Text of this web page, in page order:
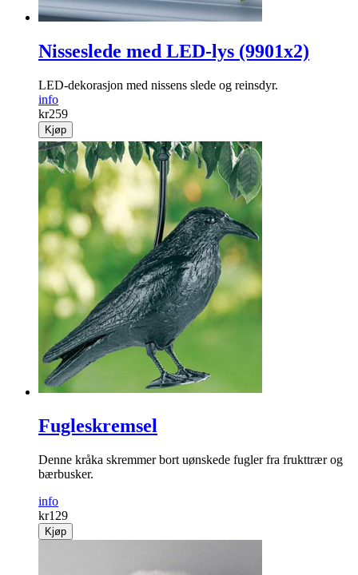
Nisseslede med LED-lys (9901x2)
LED-dekorasjon med nissens slede og reinsdyr.
info
kr259
Kjøp
Fugleskremsel
Denne kråka skremmer bort uønskede fugler fra frukttrær og
bærbusker.
info
kr129
Kjøp